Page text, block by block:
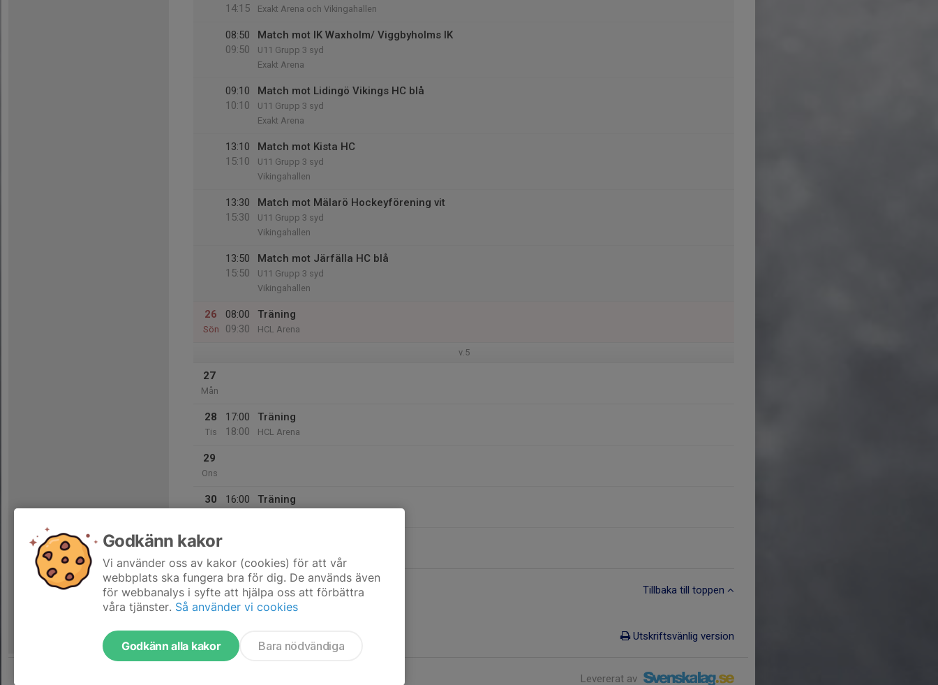
14:15
Exakt Arena och Vikingahallen
08:50
09:50
Match mot IK Waxholm/ Viggbyholms IK
U11 Grupp 3 syd
Exakt Arena
09:10
10:10
Match mot Lidingö Vikings HC blå
U11 Grupp 3 syd
Exakt Arena
13:10
15:10
Match mot Kista HC
U11 Grupp 3 syd
Vikingahallen
13:30
15:30
Match mot Mälarö Hockeyförening vit
U11 Grupp 3 syd
Vikingahallen
13:50
15:50
Match mot Järfälla HC blå
U11 Grupp 3 syd
Vikingahallen
26
Sön
08:00
09:30
Träning
HCL Arena
v.5
27
Mån
28
Tis
17:00
18:00
Träning
HCL Arena
29
Ons
30
16:00
Träning
31
18:00
HCL Arena
Tillbaka till toppen
Utskriftsvänlig version
Levererat av
Godkänn kakor
Vi använder oss av kakor (cookies) för att vår
webbplats ska fungera bra för dig. De används även
för webbanalys i syfte att hjälpa oss att förbättra
våra tjänster. Så använder vi cookies
Godkänn alla kakor Bara nödvändiga